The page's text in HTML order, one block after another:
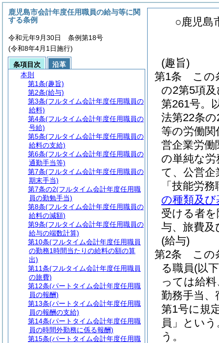
○鹿児島
(趣旨)
第1条
この
の2第5項
第261号。
法第22条
等の労働
営企業労働
の単純な
て、公営
「技能労
の種類及
受ける者
与、旅費
(給与)
第2条
この
る職員(以
っては給
勤務手当、
第1号に規
員」という
う。
鹿児島市会計年度任用職員の給与等に関
する条例
令和元年9月30日 条例第18号
(令和8年4月1日施行)
条項目次
沿革
本則
第1条(趣旨)
第2条(給与)
第3条(フルタイム会計年度任用職員の
給料)
第4条(フルタイム会計年度任用職員の
号給)
第5条(フルタイム会計年度任用職員の
給料の支給)
第6条(フルタイム会計年度任用職員の
通勤手当等)
第7条(フルタイム会計年度任用職員の
期末手当)
第7条の2(フルタイム会計年度任用職
員の勤勉手当)
第8条(フルタイム会計年度任用職員の
給料の減額)
第9条(フルタイム会計年度任用職員の
給与の端数計算)
第10条(フルタイム会計年度任用職員
の勤務1時間当たりの給料の額の算
出)
第11条(フルタイム会計年度任用職員
の旅費)
第12条(パートタイム会計年度任用職
員の報酬)
第13条(パートタイム会計年度任用職
員の報酬の支給)
第14条(パートタイム会計年度任用職
員の時間外勤務に係る報酬)
第15条(パートタイム会計年度任用職